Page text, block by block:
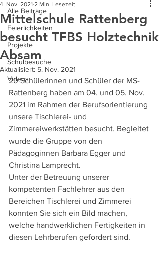
Alle Beiträge
Feierlichkeiten
Projekte
Schulbesuche
Videos
Mittelschule Rattenberg
besucht TFBS Holztechnik
Absam
4. Nov. 2021 2 Min. Lesezeit
Aktualisiert: 5. Nov. 2021
20 Schülerinnen und Schüler der MS-
Rattenberg haben am 04. und 05. Nov.
2021 im Rahmen der Berufsorientierung
unsere Tischlerei- und
Zimmereiwerkstätten besucht. Begleitet
wurde die Gruppe von den
Pädagoginnen Barbara Egger und
Christina Lamprecht.
Unter der Betreuung unserer
kompetenten Fachlehrer aus den
Bereichen Tischlerei und Zimmerei
konnten Sie sich ein Bild machen,
welche handwerklichen Fertigkeiten in
diesen Lehrberufen gefordert sind.